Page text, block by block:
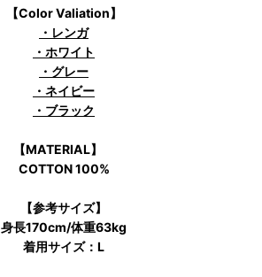
【Color Valiation】
・レンガ
・ホワイト
・グレー
・ネイビー
・ブラック
【MATERIAL】
COTTON 100%
【参考サイズ】
身長170cm/体重63kg
着用サイズ：L